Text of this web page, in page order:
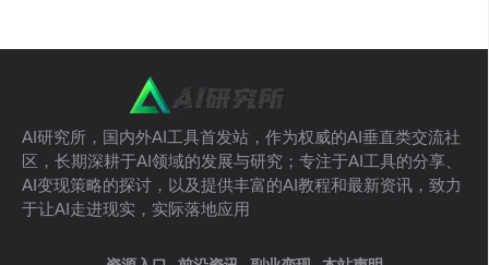
AI研究所，国内外AI工具首发站，作为权威的AI垂直类交流社
区，长期深耕于AI领域的发展与研究；专注于AI工具的分享、
AI变现策略的探讨，以及提供丰富的AI教程和最新资讯，致力
于让AI走进现实，实际落地应用